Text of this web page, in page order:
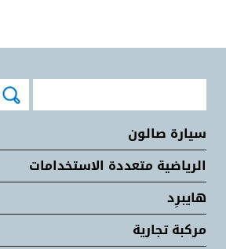
سيارة صالون
الرياضية متعددة الاستخدامات
هايبرِد
مركبة تجارية